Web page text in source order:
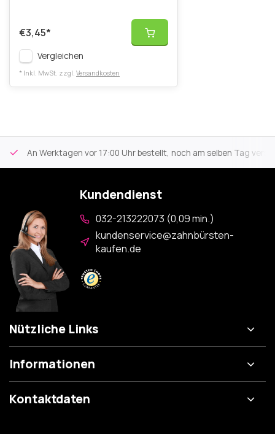
€3,45*
Vergleichen
* Inkl. MwSt. zzgl. Versandkosten
An Werktagen vor 17:00 Uhr bestellt, noch am selben Tag
Kundendienst
032-213222073 (0,09 min.)
kundenservice@zahnbürsten-
kaufen.de
Nützliche Links
Informationen
Kontaktdaten